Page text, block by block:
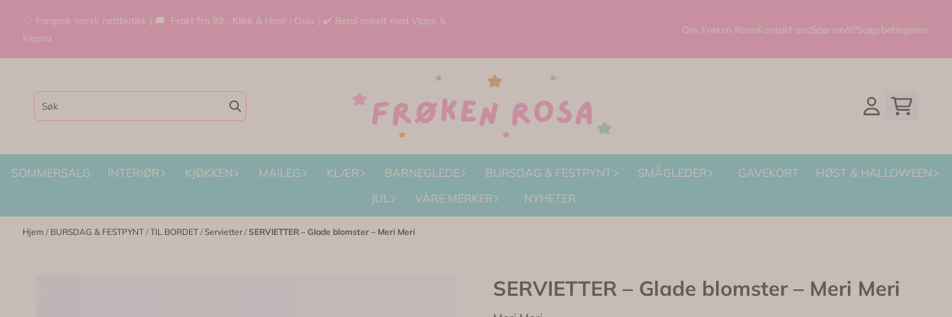
Hopp til innhold
🤍 Fargerik norsk nettbutikk | 🚚 Frakt fra 99,- Klikk & Hent i Oslo | ✔️ Betal enkelt med Vipps &
Klarna
Om Frøken RosaKontakt ossSpørsmål?Salgsbetingelser
SOMMERSALG INTERIØR KJØKKEN MAILEG KLÆR BARNEGLEDE BURSDAG & FESTPYNT SMÅGLEDER GAVEKORT
HØST & HALLOWEEN
JUL
VÅRE MERKER NYHETER
Hjem / BURSDAG & FESTPYNT /TIL BORDET /Servietter/SERVIETTER – Glade blomster – Meri Meri
SERVIETTER – Glade blomster – Meri Meri